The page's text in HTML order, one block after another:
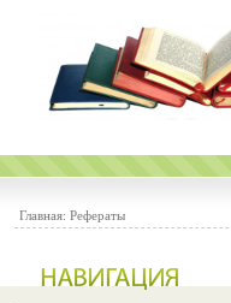
Главная: Рефераты